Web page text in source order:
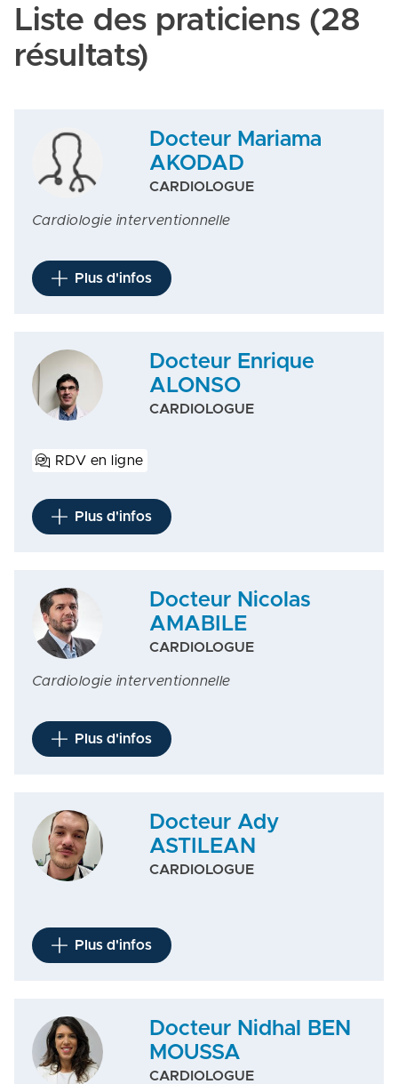
Liste des praticiens (28
résultats)
Docteur Mariama
AKODAD
CARDIOLOGUE
Cardiologie interventionnelle
Plus d'infos
Docteur Enrique
ALONSO
CARDIOLOGUE
RDV en ligne
Plus d'infos
Docteur Nicolas
AMABILE
CARDIOLOGUE
Cardiologie interventionnelle
Plus d'infos
Docteur Ady
ASTILEAN
CARDIOLOGUE
Plus d'infos
Docteur Nidhal BEN
MOUSSA
CARDIOLOGUE